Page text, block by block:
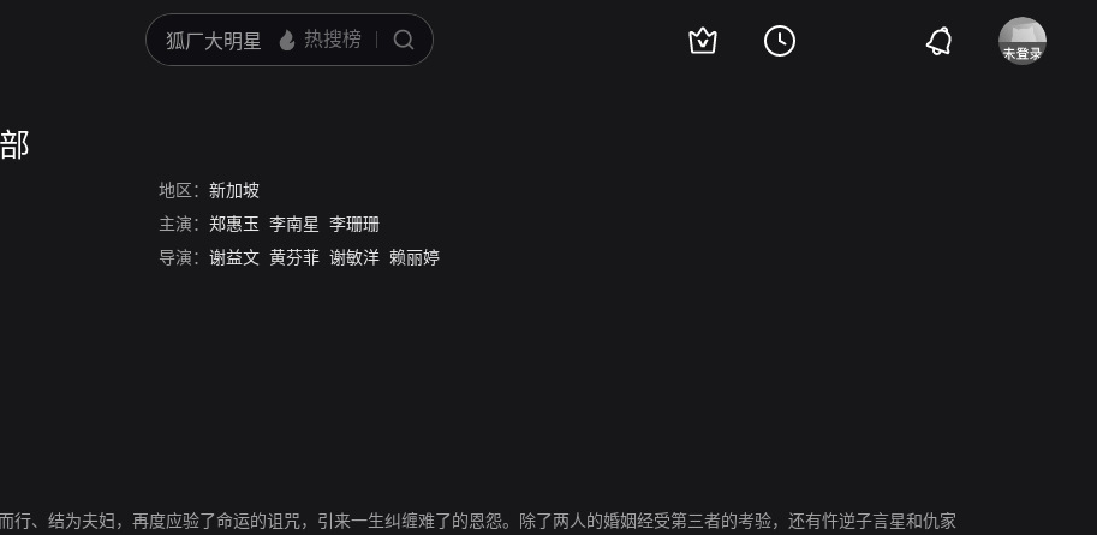
地区： 新加坡
主演： 郑惠玉 李南星 李珊珊
导演： 谢益文 黄芬菲 谢敏洋 赖丽婷
行、结为夫妇，再度应验了命运的诅咒，引来一生纠缠难了的恩怨。除了两人的婚姻经受第三者的考验，还有忤逆子言星和仇家